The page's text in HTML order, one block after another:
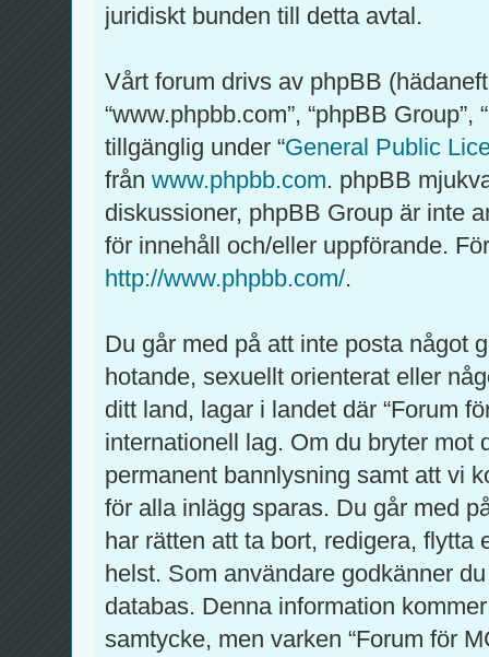
juridiskt bunden till detta avtal.
Vårt forum drivs av phpBB
“www.phpbb.com”, “phpBB
tillgänglig under “General Public
från www.phpbb.com. phpBB
diskussioner, phpBB Group är inte
för innehåll och/eller uppförande.
http://www.phpbb.com/.
Du går med på att inte posta något
hotande, sexuellt orienterat eller
ditt land, lagar i landet där “Forum
internationell lag. Om du bryter mot
permanent bannlysning samt att vi
för alla inlägg sparas. Du går med
har rätten att ta bort, redigera, flytta
helst. Som användare godkänner
databas. Denna information
samtycke, men varken “Forum för